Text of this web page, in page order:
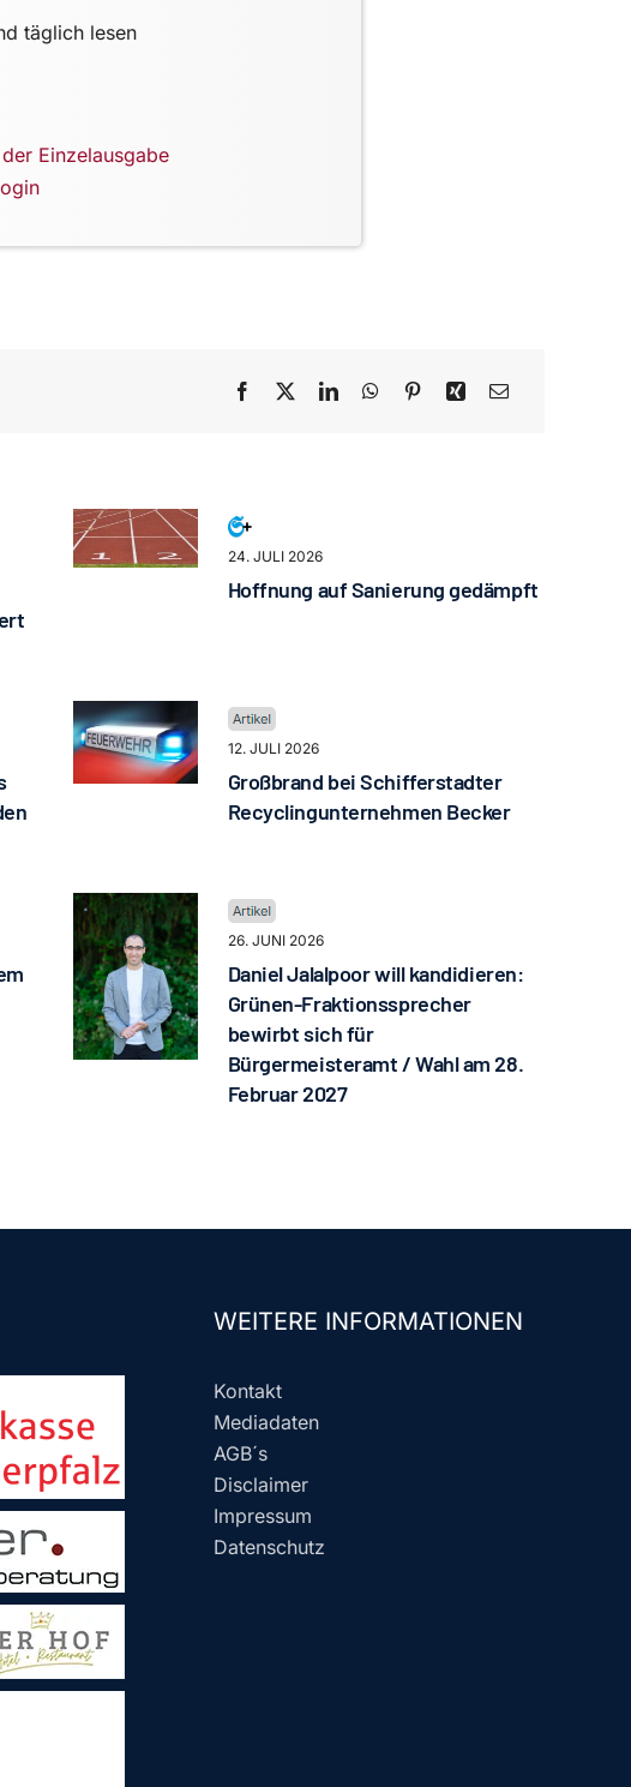
täglich lesen
Einzelausgabe
24. JULI 2026
Hoffnung auf Sanierung gedämpft
12. JULI 2026
Großbrand bei Schifferstadter
Recyclingunternehmen Becker
26. JUNI 2026
Daniel Jalalpoor will kandidieren:
Grünen-Fraktionssprecher
bewirbt sich für
Bürgermeisteramt / Wahl am 28.
Februar 2027
WEITERE INFORMATIONEN
Kontakt
Mediadaten
AGB´s
Disclaimer
Impressum
Datenschutz